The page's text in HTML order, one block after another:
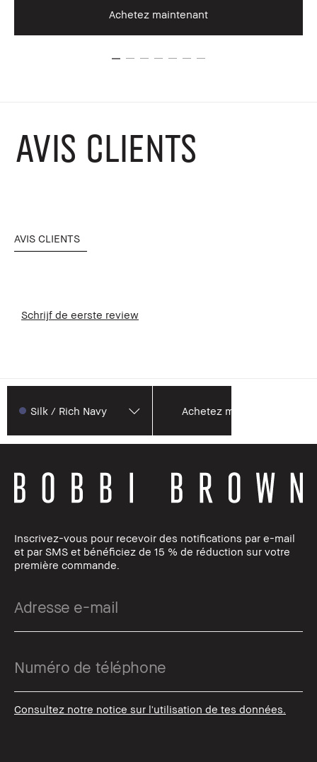
Achetez maintenant
AVIS CLIENTS
AVIS CLIENTS
Schrijf de eerste review
Silk / Rich Navy Achetez maintenant
Inscrivez-vous pour recevoir des notifications par e-mail
et par SMS et bénéficiez de 15 % de réduction sur votre
première commande.
Consultez notre notice sur l'utilisation de tes données.